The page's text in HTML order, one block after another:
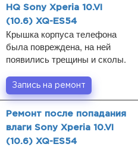
HQ Sony Xperia 10.VI
(10.6) XQ-ES54
Крышка корпуса телефона
была повреждена, на ней
появились трещины и сколы.
Запись на ремонт
Ремонт после попадания
влаги Sony Xperia 10.VI
(10.6) XQ-ES54